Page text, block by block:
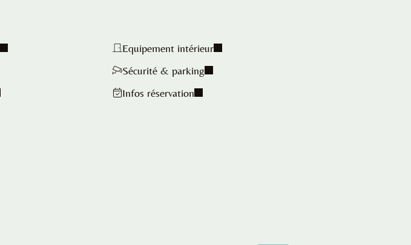
Equipement intérieur
Sécurité & parking
Infos réservation